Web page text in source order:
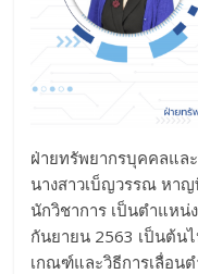
ฝ่ายทรัพยากรบุคคลแ
นางสาวเบ็ญวรรณ หา
นักวิชาการ เป็นตำแหน่
กันยายน 2563 เป็นต้น
เกณฑ์และวิธีการเลื่อน